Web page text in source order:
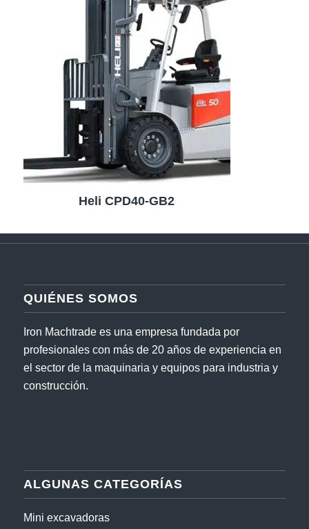
Heli CPD40-GB2
QUIÉNES SOMOS
Iron Machtrade es una empresa fundada por
profesionales con más de 20 años de experiencia en
el sector de la maquinaria y equipos para industria y
construcción.
ALGUNAS CATEGORÍAS
Mini excavadoras